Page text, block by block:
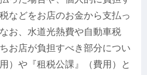
などをお店のお金から支払っ
お、水道光熱費や自動車税
お店が負担すべき部分につい
）や『租税公課』（費用）と